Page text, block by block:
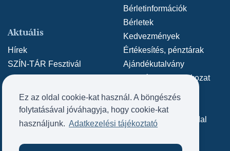
Ez az oldal cookie-kat használ. A böngészés
folytatásával jóváhagyja, hogy cookie-kat
használjunk. Adatkezelési tájékoztató
Aktuális
Hírek
SZÍN-TÁR Fesztivál
Bérletinformációk
Bérletek
Kedvezmények
Értékesítés, pénztárak
Ajándékutalvány
Adatvédelmi nyilatkozat
Közérdekű adatok
Archív weboldal
Archív SZÍN-TÁR oldal
Kapcsolat
Kapcsolat